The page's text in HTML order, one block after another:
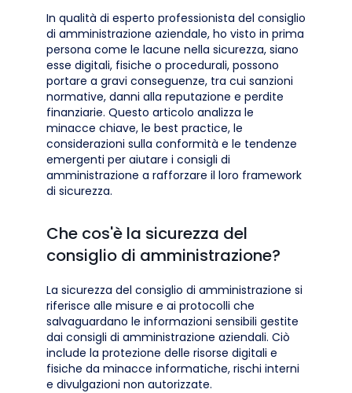
In qualità di esperto professionista del consiglio
di amministrazione aziendale, ho visto in prima
persona come le lacune nella sicurezza, siano
esse digitali, fisiche o procedurali, possono
portare a gravi conseguenze, tra cui sanzioni
normative, danni alla reputazione e perdite
finanziarie. Questo articolo analizza le
minacce chiave, le best practice, le
considerazioni sulla conformità e le tendenze
emergenti per aiutare i consigli di
amministrazione a rafforzare il loro framework
di sicurezza.
Che cos'è la sicurezza del
consiglio di amministrazione?
La sicurezza del consiglio di amministrazione si
riferisce alle misure e ai protocolli che
salvaguardano le informazioni sensibili gestite
dai consigli di amministrazione aziendali. Ciò
include la protezione delle risorse digitali e
fisiche da minacce informatiche, rischi interni
e divulgazioni non autorizzate.